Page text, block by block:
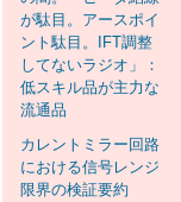
が駄目。アースポイ
ント駄目。IFT調整
してないラジオ」：
低スキル品が主力な
流通品
カレントミラー回路
における信号レンジ
限界の検証要約